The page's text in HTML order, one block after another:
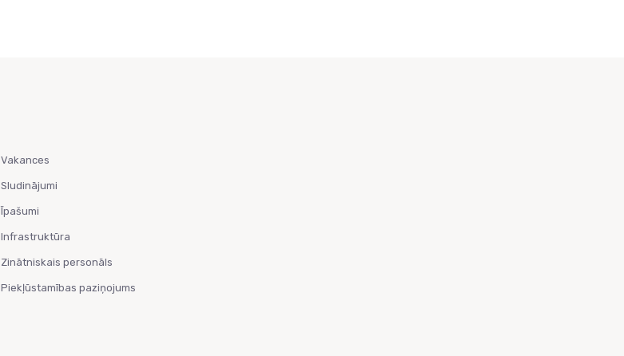
Vakances
Sludinājumi
Īpašumi
Infrastruktūra
Zinātniskais personāls
Piekļūstamības paziņojums